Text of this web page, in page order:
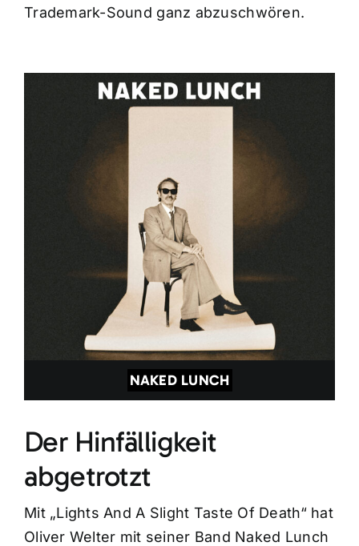
Trademark-Sound ganz abzuschwören.
NAKED LUNCH
Der Hinfälligkeit
abgetrotzt
Mit „Lights And A Slight Taste Of Death“ hat
Oliver Welter mit seiner Band Naked Lunch